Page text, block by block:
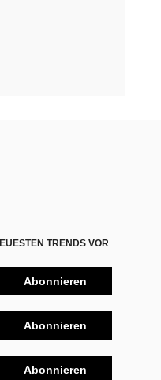
TRENDS VOR
Abonnieren
Abonnieren
Abonnieren